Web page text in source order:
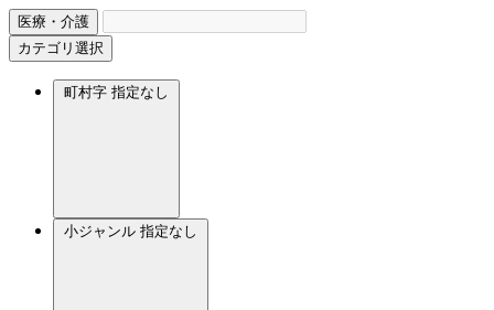
医療・介護
カテゴリ選択
町村字 指定なし
小ジャンル 指定なし